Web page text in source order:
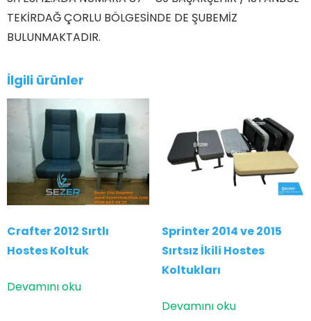
TEKİRDAĞ ÇORLU BÖLGESİNDE DE ŞUBEMİZ
BULUNMAKTADIR.
İlgili ürünler
Crafter 2012 Sırtlı
Hostes Koltuk
Devamını oku
Sprinter 2014 ve 2015
Sırtsız İkili Hostes
Koltukları
Devamını oku